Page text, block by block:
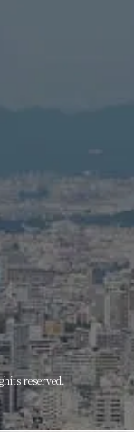
reserved.